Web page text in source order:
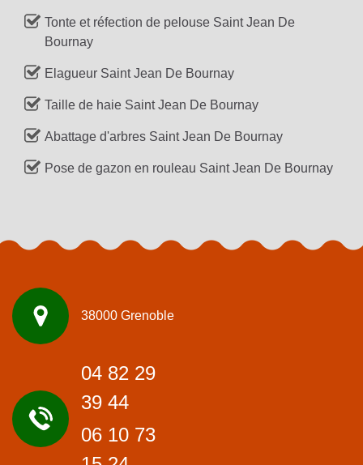
Tonte et réfection de pelouse Saint Jean De
Bournay
Elagueur Saint Jean De Bournay
Taille de haie Saint Jean De Bournay
Abattage d'arbres Saint Jean De Bournay
Pose de gazon en rouleau Saint Jean De Bournay
38000 Grenoble
04 82 29
39 44
06 10 73